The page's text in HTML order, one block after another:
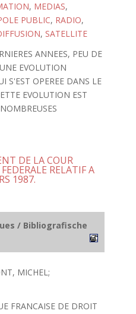
, MEDIAS,
PUBLIC, RADIO,
, SATELLITE
ANNEES, PEU DE
EVOLUTION
S'EST OPEREE DANS LE
EVOLUTION EST
DE LA COUR
RELATIF A
1987.
/ Bibliografische
MICHEL;
FRANCAISE DE DROIT